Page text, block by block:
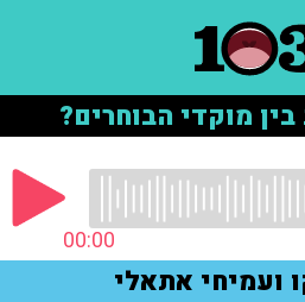
מוקדי הבוחרים?
00:00
ועמיחי אתאלי